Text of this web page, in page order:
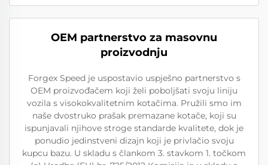
OEM partnerstvo za masovnu
proizvodnju
Forgex Speed je uspostavio uspješno partnerstvo s
OEM proizvođačem koji želi poboljšati svoju liniju
vozila s visokokvalitetnim kotačima. Pružili smo im
naše dvostruko prašak premazane kotače, koji su
ispunjavali njihove stroge standarde kvalitete, dok je
ponudio jedinstveni dizajn koji je privlačio svoju
kupcu bazu. U skladu s člankom 3. stavkom 1. točkom